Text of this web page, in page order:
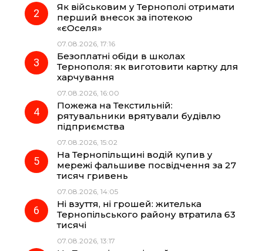
o
k
r
a
m
A
Як військовим у Тернополі отримати
перший внесок за іпотекою
«єОселя»
07.08.2026, 17:16
Безоплатні обіди в школах
Тернополя: як виготовити картку для
харчування
07.08.2026, 16:00
Пожежа на Текстильній:
рятувальники врятували будівлю
підприємства
07.08.2026, 15:02
На Тернопільщині водій купив у
мережі фальшиве посвідчення за 27
тисяч гривень
07.08.2026, 14:05
Ні взуття, ні грошей: жителька
Тернопільського району втратила 63
тисячі
07.08.2026, 13:17